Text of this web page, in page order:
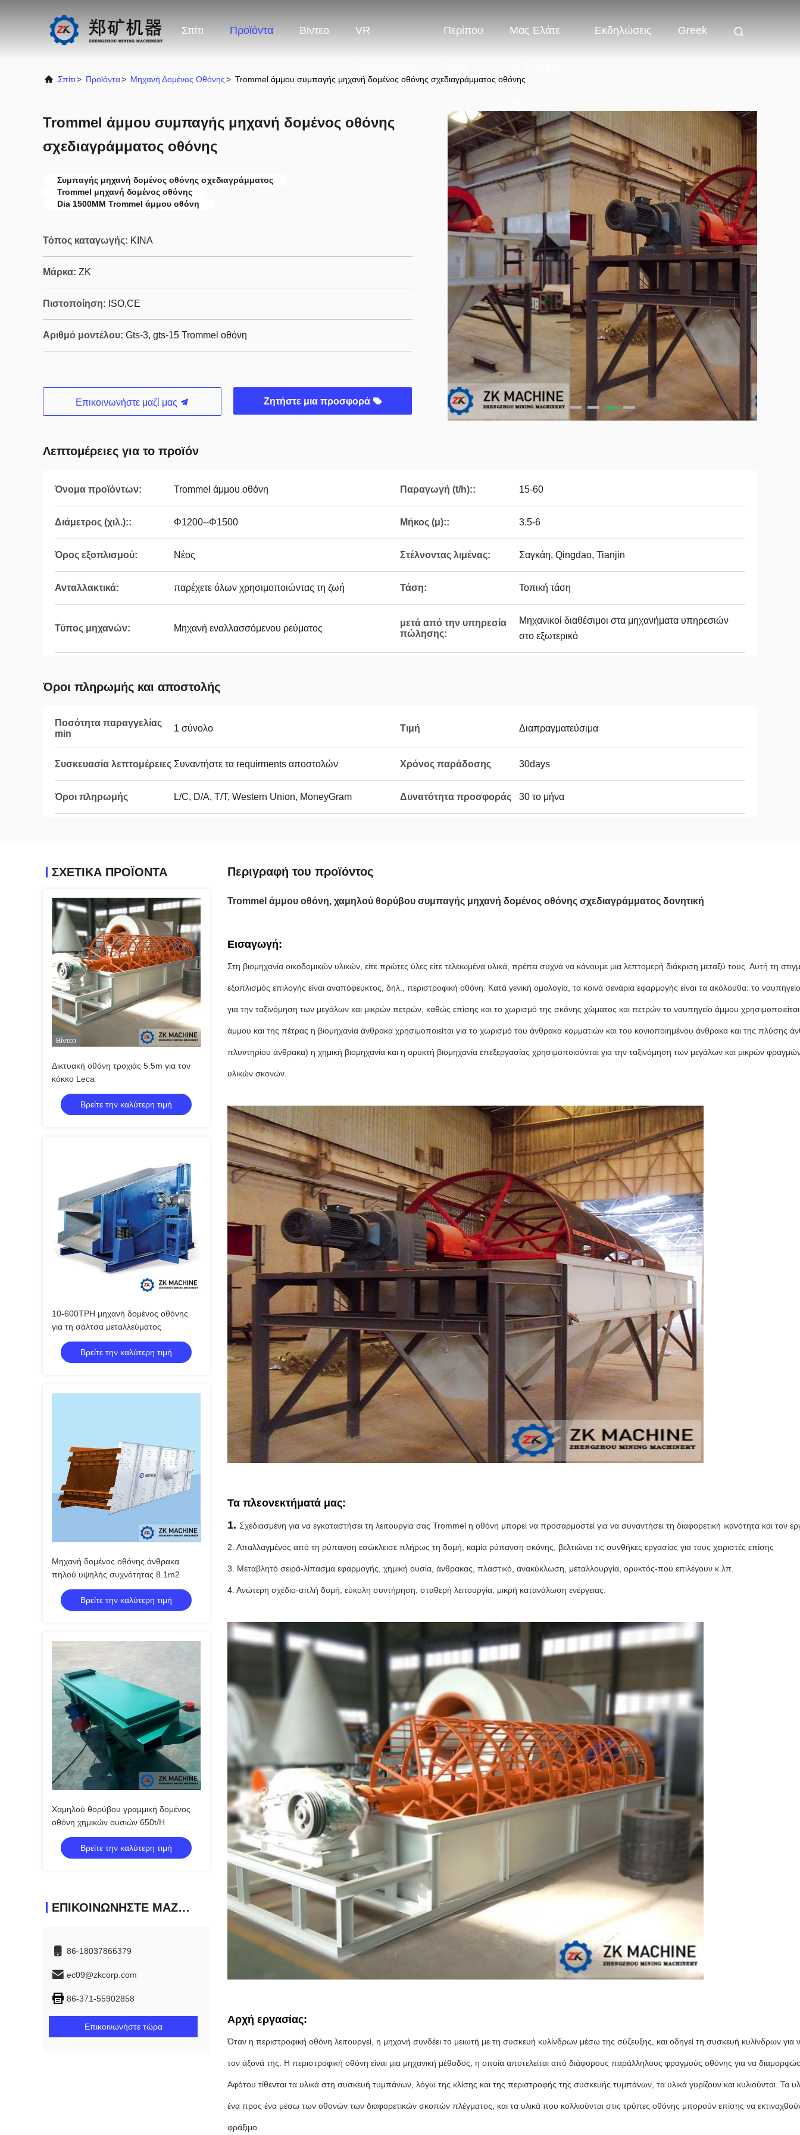
Σπίτι Προϊόντα Βίντεο VR Περίπου Μας Ελάτε Εκδηλώσεις Greek
Σπίτι> Προϊόντα> Μηχανή Δομένος Οθόνης> Trommel άμμου συμπαγής μηχανή δομένος οθόνης σχεδιαγράμματος οθόνης
Trommel άμμου συμπαγής μηχανή δομένος οθόνης
σχεδιαγράμματος οθόνης
Συμπαγής μηχανή δομένος οθόνης σχεδιαγράμματος
Trommel μηχανή δομένος οθόνης
Dia 1500MM Trommel άμμου οθόνη
Τόπος καταγωγής: ΚΙΝΑ
Μάρκα: ZK
Πιστοποίηση: ISO,CE
Αριθμό μοντέλου: Gts-3, gts-15 Trommel οθόνη
Επικοινωνήστε μαζί μας Ζητήστε μια προσφορά
Λεπτομέρειες για το προϊόν
Όνομα προϊόντων: Trommel άμμου οθόνη Παραγωγή (t/h):: 15-60
Διάμετρος (χιλ.):: Φ1200--Φ1500 Μήκος (μ):: 3.5-6
Όρος εξοπλισμού: Νέος Στέλνοντας λιμένας: Σαγκάη, Qingdao, Tianjin
Ανταλλακτικά: παρέχετε όλων χρησιμοποιώντας τη ζωή Τάση: Τοπική τάση
Τύπος μηχανών: Μηχανή εναλλασσόμενου ρεύματος
μετά από την υπηρεσία
πώλησης:
Μηχανικοί διαθέσιμοι στα μηχανήματα υπηρεσιών
στο εξωτερικό
Όροι πληρωμής και αποστολής
Ποσότητα παραγγελίας
min
1 σύνολο Τιμή Διαπραγματεύσιμα
Συσκευασία λεπτομέρειες Συναντήστε τα requirments αποστολών Χρόνος παράδοσης 30days
Όροι πληρωμής L/C, D/A, T/T, Western Union, MoneyGram Δυνατότητα προσφοράς 30 το μήνα
ΣΧΕΤΙΚΑ ΠΡΟΪΟΝΤΑ
Βίντεο
Δικτυακή οθόνη τροχιάς 5.5m για τον
κόκκο Leca
Βρείτε την καλύτερη τιμή
10-600TPH μηχανή δομένος οθόνης
για τη σάλτσα μεταλλεύματος
Βρείτε την καλύτερη τιμή
Μηχανή δομένος οθόνης άνθρακα
πηλού υψηλής συχνότητας 8.1m2
Βρείτε την καλύτερη τιμή
Χαμηλού θορύβου γραμμική δομένος
οθόνη χημικών ουσιών 650t/H
Βρείτε την καλύτερη τιμή
ΕΠΙΚΟΙΝΩΝΉΣΤΕ ΜΑΖΊ ΜΑΣ
86-18037866379
ec09@zkcorp.com
86-371-55902858
Επικοινωνήστε τώρα
Περιγραφή του προϊόντος
Trommel άμμου οθόνη, χαμηλού θορύβου συμπαγής μηχανή δομένος οθόνης σχεδιαγράμματος δονητική
Εισαγωγή:
Στη βιομηχανία οικοδομικών υλικών, είτε πρώτες ύλες είτε τελειωμένα υλικά, πρέπει συχνά να κάνουμε μια λεπτομερή διάκριση μεταξύ τους. Αυτή τη
εξοπλισμός επιλογής είναι αναπόφευκτος, δηλ., περιστροφική οθόνη. Κατά γενική ομολογία, τα κοινά σενάρια εφαρμογής είναι τα ακόλουθα: το
για την ταξινόμηση των μεγάλων και μικρών πετρών, καθώς επίσης και το χωρισμό της σκόνης χώματος και πετρών το ναυπηγείο άμμου
άμμου και της πέτρας η βιομηχανία άνθρακα χρησιμοποιείται για το χωρισμό του άνθρακα κομματιών και του κονιοποιημένου άνθρακα και της πλύσης
πλυντηρίου άνθρακα) η χημική βιομηχανία και η ορυκτή βιομηχανία επεξεργασίας χρησιμοποιούνται για την ταξινόμηση των μεγάλων και μικρών
υλικών σκονών.
Τα πλεονεκτήματά μας:
1. Σχεδιασμένη για να εγκαταστήσει τη λειτουργία σας Trommel η οθόνη μπορεί να προσαρμοστεί για να συναντήσει τη διαφορετική ικανότητα και τον
2. Απαλλαγμένος από τη ρύπανση εσώκλεισε πλήρως τη δομή, καμία ρύπανση σκόνης, βελτιώνει τις συνθήκες εργασίας για τους χειριστές επίσης
3. Μεταβλητό σειρά-λίπασμα εφαρμογής, χημική ουσία, άνθρακας, πλαστικό, ανακύκλωση, μεταλλουργία, ορυκτός-που επιλέγουν κ.λπ.
4. Ανώτερη σχέδιο-απλή δομή, εύκολη συντήρηση, σταθερή λειτουργία, μικρή κατανάλωση ενέργειας.
Αρχή εργασίας:
Όταν η περιστροφική οθόνη λειτουργεί, η μηχανή συνδέει το μειωτή με τη συσκευή κυλίνδρων μέσω της σύζευξης, και οδηγεί τη συσκευή κυλίνδρων
τον άξονά της. Η περιστροφική οθόνη είναι μια μηχανική μέθοδος, η οποία αποτελείται από διάφορους παράλληλους φραγμούς οθόνης για να
Αφότου τίθενται τα υλικά στη συσκευή τυμπάνων, λόγω της κλίσης και της περιστροφής της συσκευής τυμπάνων, τα υλικά γυρίζουν και κυλιούνται. Τα
ένα προς ένα μέσω των οθονών των διαφορετικών σκοπών πλέγματος, και τα υλικά που κολλιούνται στις τρύπες οθόνης μπορούν επίσης να
φράξιμο.